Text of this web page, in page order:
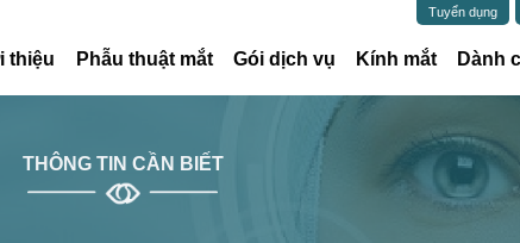
thiệu Phẫu thuật mắt Gói dịch vụ Kính mắt Dành
Tuyển dụng
THÔNG TIN CẦN BIẾT